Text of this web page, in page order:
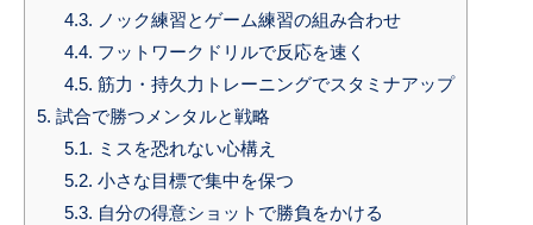
4.3. ノック練習とゲーム練習の組み合わせ
4.4. フットワークドリルで反応を速く
4.5. 筋力・持久力トレーニングでスタミナアップ
5. 試合で勝つメンタルと戦略
5.1. ミスを恐れない心構え
5.2. 小さな目標で集中を保つ
5.3. 自分の得意ショットで勝負をかける